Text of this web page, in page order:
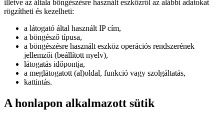
illetve az általa böngészésre használt eszközről az alábbi adatokat
rögzítheti és kezelheti:
a látogató által használt IP cím,
a böngésző típusa,
a böngészésre használt eszköz operációs rendszerének
jellemzői (beállított nyelv),
látogatás időpontja,
a meglátogatott (al)oldal, funkció vagy szolgáltatás,
kattintás.
A honlapon alkalmazott sütik